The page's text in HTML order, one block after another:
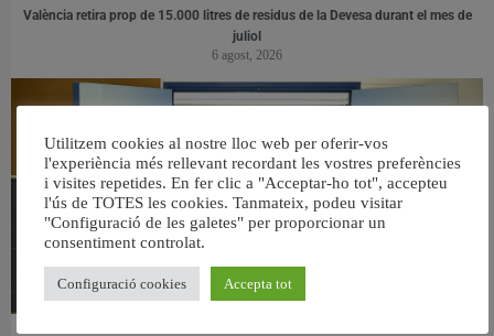
València retira prop de 15.000 litres de residus de la Devesa durant el mes de
juliol
6 agost, 2026
Utilitzem cookies al nostre lloc web per oferir-vos
l'experiència més rellevant recordant les vostres preferències
i visites repetides. En fer clic a "Acceptar-ho tot", accepteu
l'ús de TOTES les cookies. Tanmateix, podeu visitar
"Configuració de les galetes" per proporcionar un
consentiment controlat.
Configuració cookies Accepta tot